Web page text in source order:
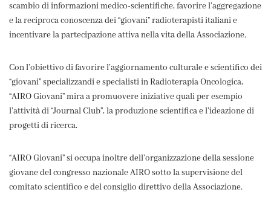
scambio di informazioni medico-scientifiche, favorire l’aggregazione
e la reciproca conoscenza dei “giovani” radioterapisti italiani e
incentivare la partecipazione attiva nella vita della Associazione.
Con l’obiettivo di favorire l’aggiornamento culturale e scientifico dei
“giovani” specializzandi e specialisti in Radioterapia Oncologica,
“AIRO Giovani” mira a promuovere iniziative quali per esempio
l’attività di “Journal Club”, la produzione scientifica e l’ideazione di
progetti di ricerca.
“AIRO Giovani” si occupa inoltre dell’organizzazione della sessione
giovane del congresso nazionale AIRO sotto la supervisione del
comitato scientifico e del consiglio direttivo della Associazione.